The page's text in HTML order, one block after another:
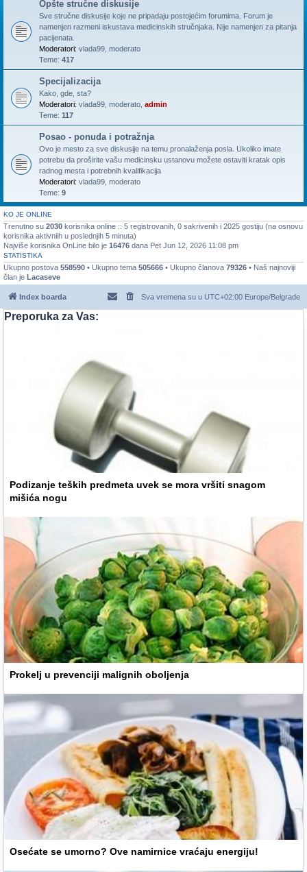
Opšte stručne diskusije
Sve stručne diskusije koje ne pripadaju postojećim forumima. Forum je
namenjen razmeni iskustava medicinskih stručnjaka. Nije namenjen za pitanja
pacijenata.
Moderatori: vlada99 moderato
Teme: 417
Specijalizacija
Kako, gde, sta?
Moderatori: vlada99 moderato admin
Teme: 117
Posao - ponuda i potražnja
Ovo je mesto za sve diskusije na temu pronalaženja posla. Ukoliko imate
potrebu da proširite vašu medicinsku ustanovu možete ostaviti kratak opis
radnog mesta i potrebnih kvalifikacija
Moderatori: vlada99 moderato
Teme: 9
KO JE ONLINE
Trenutno su 2030 korisnika online :: 5 registrovanih, 0 sakrivenih i 2025 gostiju (na osnovu
korisnika aktivniih u poslednjih 5 minuta)
Najviše korisnika OnLine bilo je 16476 dana Pet Jun 12, 2026 11:08 pm
STATISTIKA
Ukupno postova 558590 • Ukupno tema 505666 • Ukupno članova 79326 • Naš najnoviji
član je Lacaseve
Index boarda Sva vremena su u UTC+02:00 Europe/Belgrade
Preporuka za Vas:
Podizanje teških predmeta uvek se mora vršiti snagom
mišića nogu
Prokelj u prevenciji malignih oboljenja
Osećate se umorno? Ove namirnice vraćaju energiju!